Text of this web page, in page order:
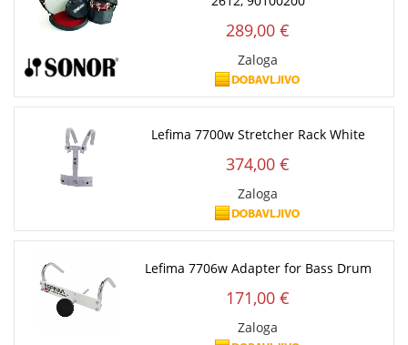
289,00 €
Zaloga
Lefima 7700w Stretcher Rack White
374,00 €
Zaloga
Lefima 7706w Adapter for Bass Drum
171,00 €
Zaloga